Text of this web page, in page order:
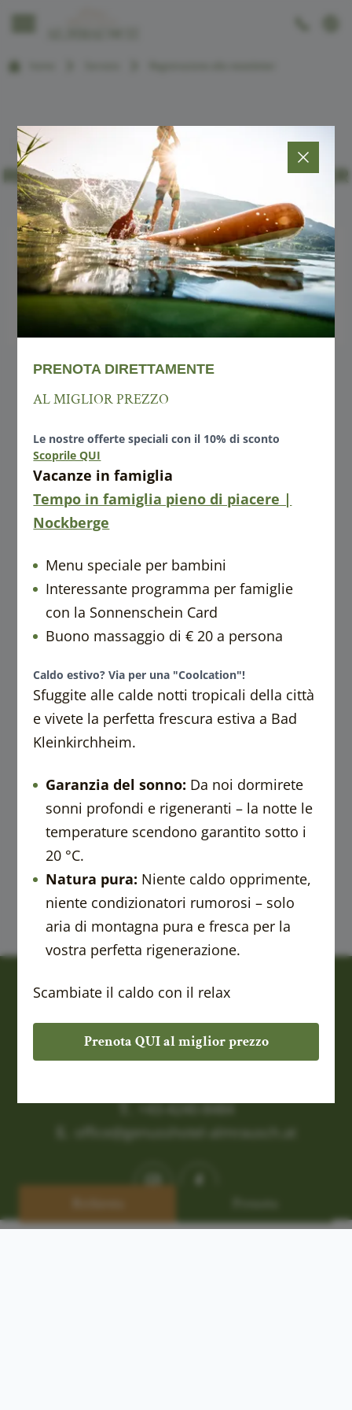
----
----
----
----
----
----
REGISTRAZIONE ALLA NEWSLETTER
PRENOTA DIRETTAMENTE
AL MIGLIOR PREZZO
Le nostre offerte speciali con il 10% di sconto
Scoprile QUI
Vacanze in famiglia
Tempo in famiglia pieno di piacere |
Nockberge
Menu speciale per bambini
Interessante programma per famiglie
con la Sonnenschein Card
Buono massaggio di € 20 a persona
Caldo estivo? Via per una "Coolcation"!
Sfuggite alle calde notti tropicali della città
e vivete la perfetta frescura estiva a Bad
Kleinkirchheim.
Garanzia del sonno: Da noi dormirete
sonni profondi e rigeneranti – la notte le
temperature scendono garantito sotto i
20 °C.
Natura pura: Niente caldo opprimente,
niente condizionatori rumorosi – solo
aria di montagna pura e fresca per la
vostra perfetta rigenerazione.
Scambiate il caldo con il relax
Prenota QUI al miglior prezzo

Wasserfallweg 7
T. +43-4240-8484
office@genusshotel-almrausch.at